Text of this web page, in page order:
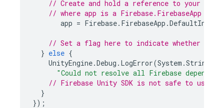
// Create and hold a reference to your
// where app is a Firebase.FirebaseApp
app = Firebase. FirebaseApp .
// Set a flag here to indicate whether
} else {
UnityEngine.Debug . LogError(System .String
"Could not resolve all Firebase
// Firebase Unity SDK is not safe to use
}
});